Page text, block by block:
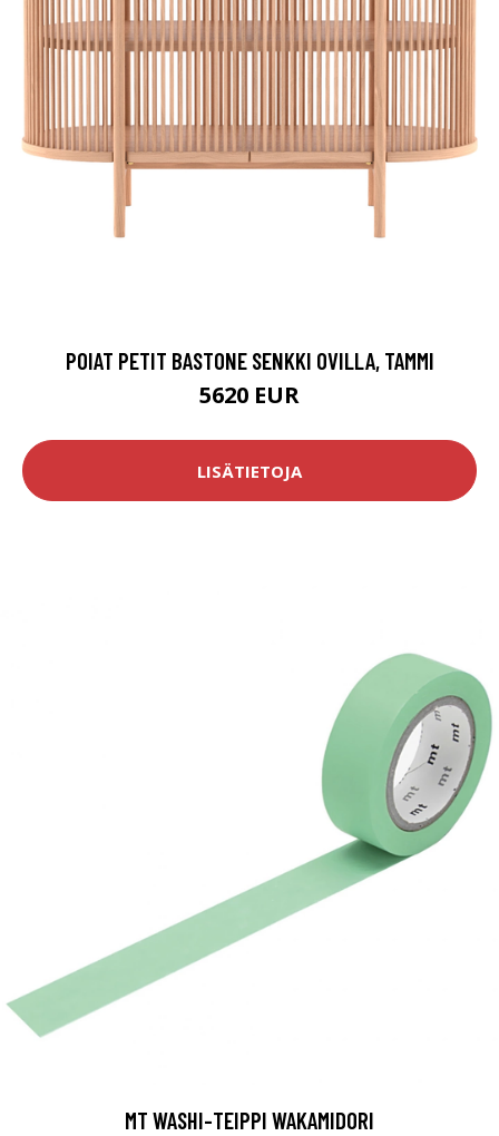
POIAT PETIT BASTONE SENKKI OVILLA, TAMMI
5620 EUR
LISÄTIETOJA
MT WASHI-TEIPPI WAKAMIDORI